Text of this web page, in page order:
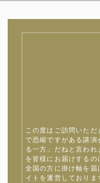
この度はご訪問いた
で恐縮ですがある講演
る一方」だねと言わ
を皆様にお届けするの
全国の方に掛け軸を届
イトを運営しておりま